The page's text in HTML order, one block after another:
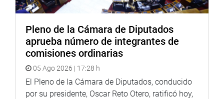
Pleno de la Cámara de Diputados
aprueba número de integrantes de
comisiones ordinarias
05 Ago 2026 | 17:28 h
El Pleno de la Cámara de Diputados, conducido
por su presidente, Oscar Reto Otero, ratificó hoy,